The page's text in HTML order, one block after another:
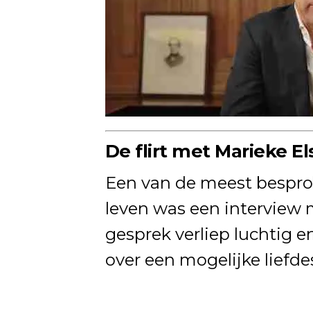
De flirt met Marieke
Een van de meest
leven was een interview
gesprek verliep luchtig
over een mogelijke